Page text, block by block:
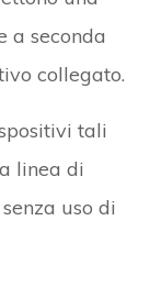
a seconda
collegato.
tali
linea di
uso di